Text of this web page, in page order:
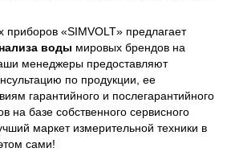
приборов «SIMVOLT» предлагает
воды мировых брендов на
менеджеры предоставляют
по продукции, ее
гарантийного и послегарантийного
на базе собственного сервисного
маркет измерительной техники в
сами!